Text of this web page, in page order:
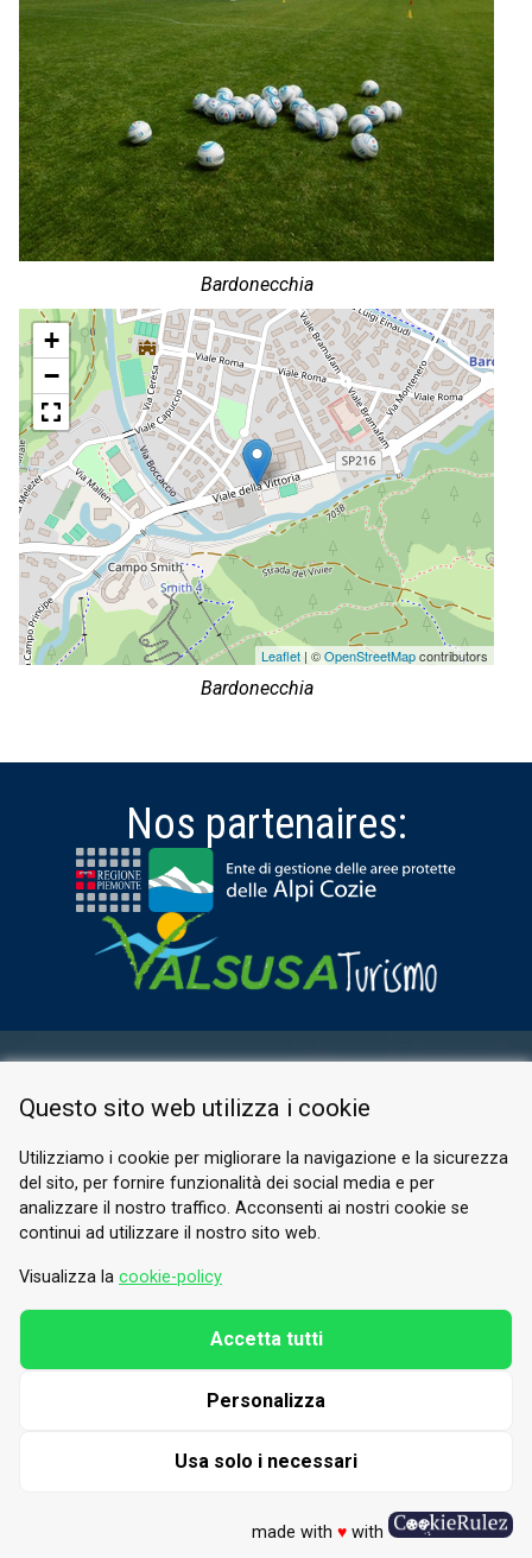
Bardonecchia
+
−
Leaflet | ©OpenStreetMapcontributors
Bardonecchia
Nos partenaires:
PRIVACY POLICY
© 2026 Valle di Susa
Tesori di Arte e Cultura Alpina
Tel.
E-mail.info@vallesusa-tesori.it
Questo sito web utilizza i cookie
Utilizziamo i cookie per migliorare la navigazione e la sicurezza
del sito, per fornire funzionalità dei social media e per
analizzare il nostro traffico. Acconsenti ai nostri cookie se
continui ad utilizzare il nostro sito web.
Visualizza la cookie-policy
Usa solo i necessari
Personalizza
Accetta tutti
made with ♥with